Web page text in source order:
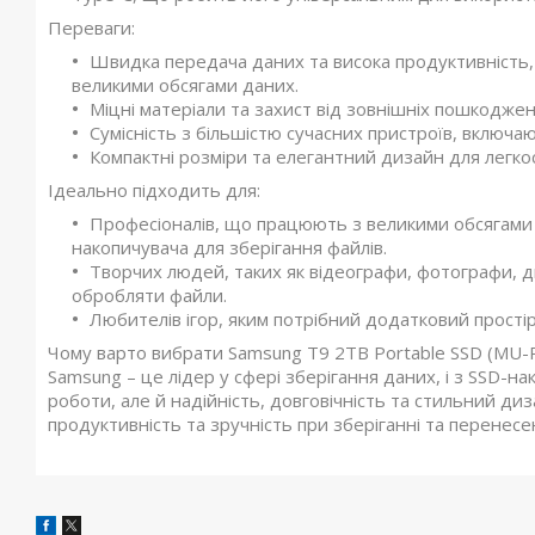
Переваги:
Швидка передача даних та висока
великими обсягами даних.
Міцні матеріали та захист від зовнішніх
Сумісність з більшістю сучасних пристроїв,
Компактні розміри та елегантний дизайн для
Ідеально підходить для:
Професіоналів, що працюють з великими
накопичувача для зберігання файлів.
Творчих людей, таких як відеографи, фотографи,
обробляти файли.
Любителів ігор, яким потрібний додатковий
Чому варто вибрати Samsung T9 2TB Portable SSD (MU-
Samsung – це лідер у сфері зберігання даних, і з SSD-
роботи, але й надійність, довговічність та стильний
продуктивність та зручність при зберіганні та